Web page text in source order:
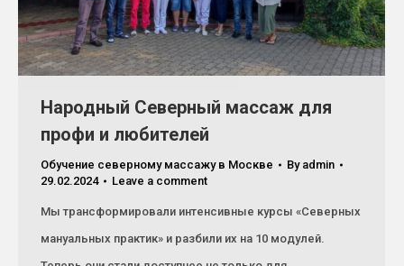
Народный Северный массаж для
профи и любителей
Обучение северному массажу в Москве By admin
29.02.2024
Leave a comment
Мы трансформировали интенсивные курсы «Северных
мануальных практик» и разбили их на 10 модулей.